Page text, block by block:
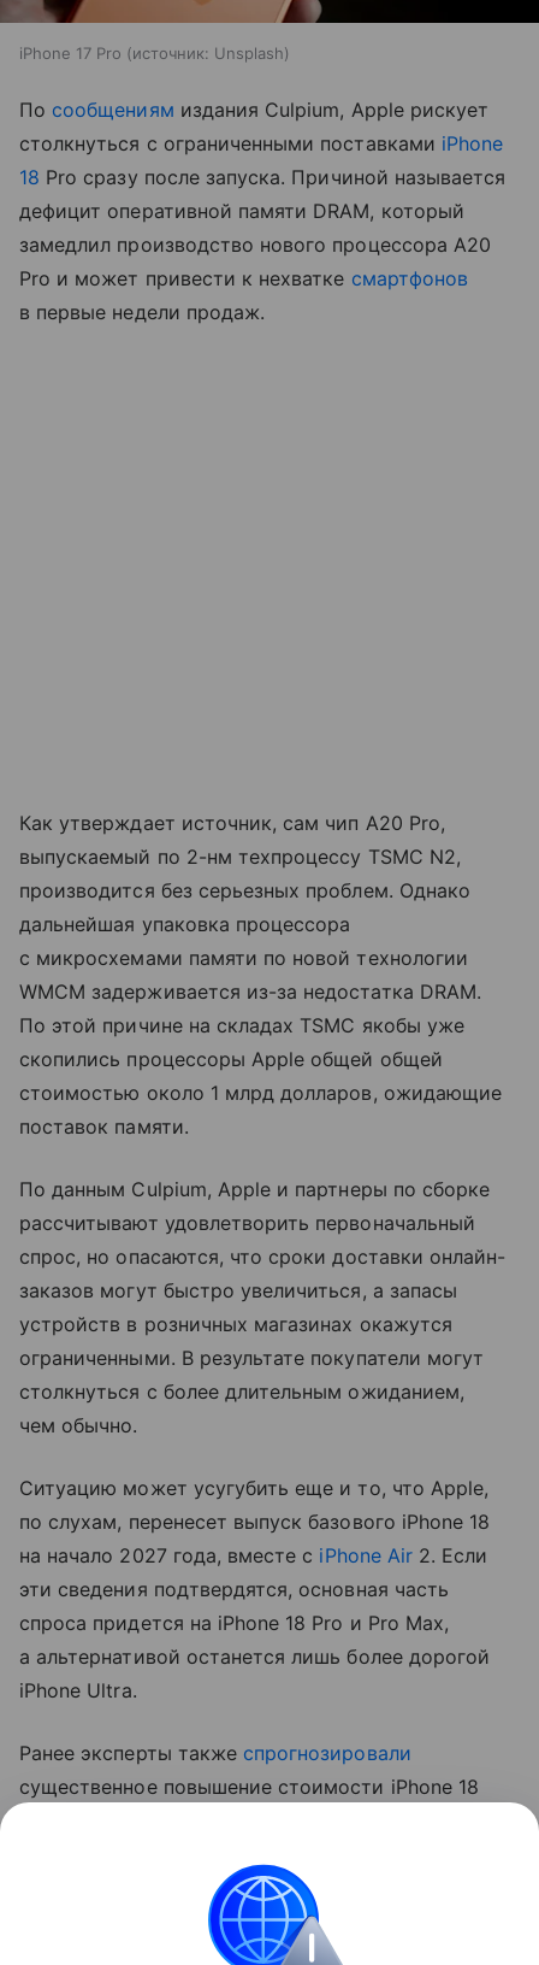
iPhone 17 Pro источник: Unsplash
По сообщениям издания Culpium, Apple рискует
столкнуться с ограниченными поставками iPhone
18 Pro сразу после запуска. Причиной называется
дефицит оперативной памяти DRAM, который
замедлил производство нового процессора A20
Pro и может привести к нехватке смартфонов
в первые недели продаж.
Как утверждает источник, сам чип A20 Pro,
выпускаемый по 2-нм техпроцессу TSMC N2,
производится без серьезных проблем. Однако
дальнейшая упаковка процессора
с микросхемами памяти по новой технологии
WMCM задерживается из-за недостатка DRAM.
По этой причине на складах TSMC якобы уже
скопились процессоры Apple общей общей
стоимостью около 1 млрд долларов, ожидающие
поставок памяти.
По данным Culpium, Apple и партнеры по сборке
рассчитывают удовлетворить первоначальный
спрос, но опасаются, что сроки доставки онлайн-
заказов могут быстро увеличиться, а запасы
устройств в розничных магазинах окажутся
ограниченными. В результате покупатели могут
столкнуться с более длительным ожиданием,
чем обычно.
Ситуацию может усугубить еще и то, что Apple,
по слухам, перенесет выпуск базового iPhone 18
на начало 2027 года, вместе с iPhone Air2. Если
эти сведения подтвердятся, основная часть
спроса придется на iPhone 18 Pro и Pro Max,
а альтернативой останется лишь более дорогой
iPhone Ultra.
Ранее эксперты также спрогнозировали
существенное повышение стоимости iPhone 18